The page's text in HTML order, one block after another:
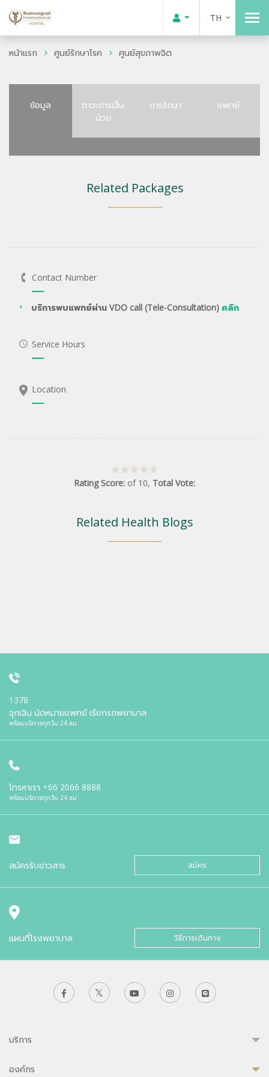
TH
หน้าแรก ศูนย์รักษาโรค ศูนย์สุขภาพจิต
ข้อมูล
ภาวะการเจ็บ
ป่วย
การรักษา แพทย์
Related Packages
Contact Number
บริการพบแพทย์ผ่าน VDO call (Tele-Consultation) คลิก
Service Hours
Location
Rating Score: of 10, Total Vote:
Related Health Blogs
1378
ฉุกเฉิน นัดหมายแพทย์ เรียกรถพยาบาล
พร้อมบริการทุกวัน 24 ชม.
โทรหาเรา +66 2066 8888
พร้อมบริการทุกวัน 24 ชม.
สมัครรับข่าวสาร สมัคร
แผนที่โรงพยาบาล วิธีการเดินทาง
บริการ
องค์กร